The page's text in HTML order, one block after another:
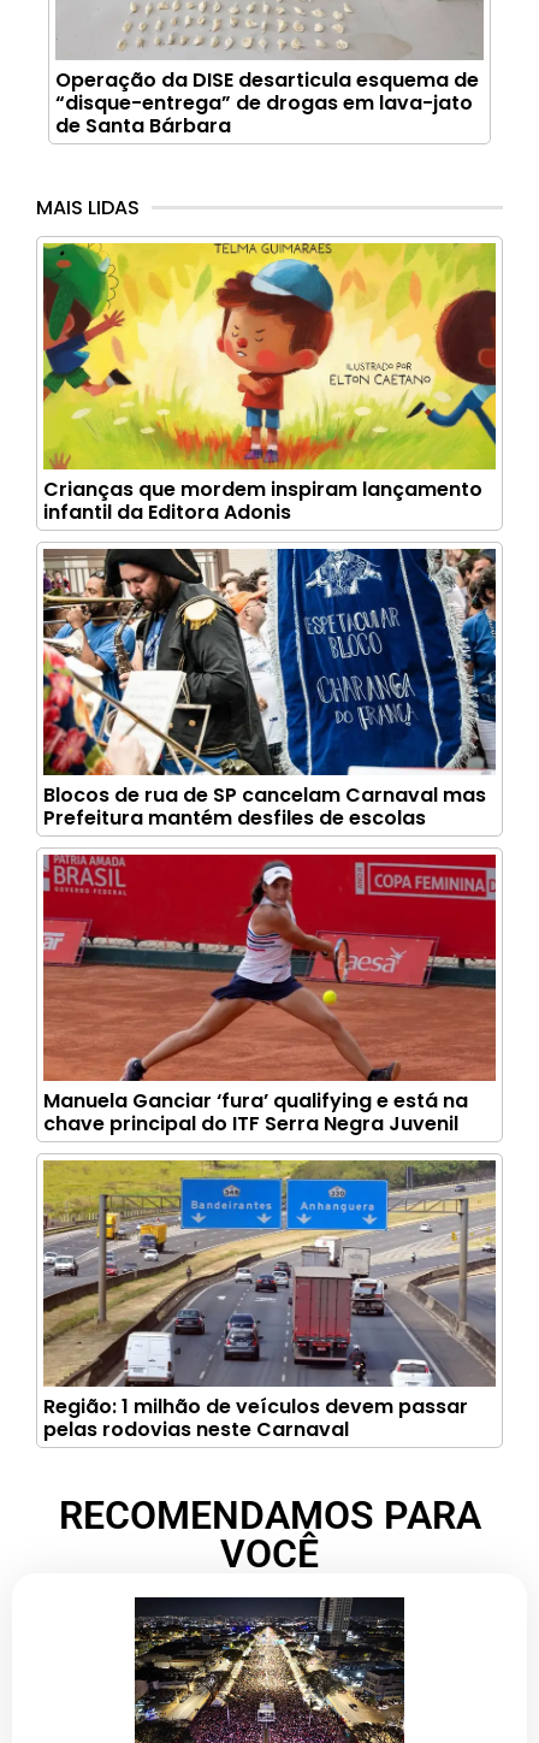
Operação da DISE desarticula esquema de
“disque-entrega” de drogas em lava-jato
de Santa Bárbara
MAIS LIDAS
Crianças que mordem inspiram lançamento
infantil da Editora Adonis
Blocos de rua de SP cancelam Carnaval mas
Prefeitura mantém desfiles de escolas
Manuela Ganciar ‘fura’ qualifying e está na
chave principal do ITF Serra Negra Juvenil
Região: 1 milhão de veículos devem passar
pelas rodovias neste Carnaval
RECOMENDAMOS PARA
VOCÊ